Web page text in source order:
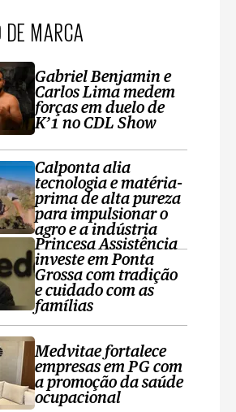
DE MARCA
Gabriel Benjamin e
Carlos Lima medem
forças em duelo de
K’1 no CDL Show
Calponta alia
tecnologia e matéria-
prima de alta pureza
para impulsionar o
agro e a indústria
Princesa Assistência
investe em Ponta
Grossa com tradição
e cuidado com as
famílias
Medvitae fortalece
empresas em PG com
a promoção da saúde
ocupacional